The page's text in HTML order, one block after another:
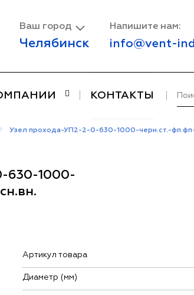
Ваш город
Челябинск
Напишите нам:
info@vent-
КОНТАКТЫ
Узел прохода-УП2-2-0-630-1000-черн.ст.-
630-1000-
Артикул товара
Диаметр (мм)